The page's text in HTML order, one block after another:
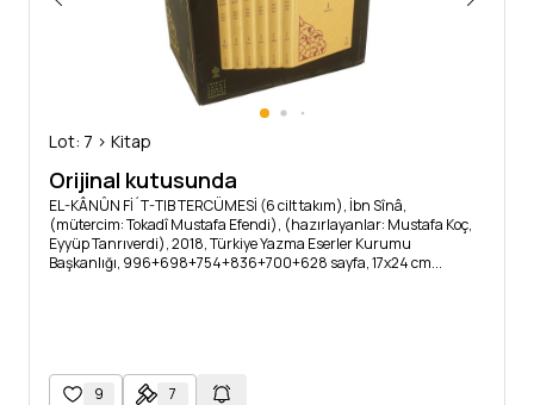
Lot: 7 > Kitap
Orijinal kutusunda
EL-KÂNÛN Fİ´T-TIB TERCÜMESİ (6 cilt takım), İbn Sînâ,
(mütercim: Tokadî Mustafa Efendi), (hazırlayanlar: Mustafa Koç,
Eyyüp Tanrıverdi), 2018, Türkiye Yazma Eserler Kurumu
Başkanlığı, 996+698+754+836+700+628 sayfa, 17x24 cm...
9 7